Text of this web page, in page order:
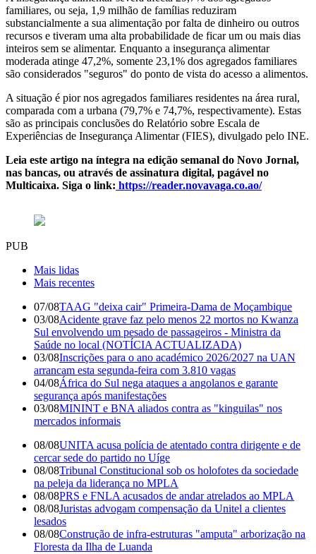
familiares, ou seja, 1,9 milhão de famílias reduziram
substancialmente a sua alimentação por falta de dinheiro ou outros
recursos e tiveram uma alta probabilidade de ficar um ou mais dias
inteiros sem se alimentar. Enquanto a insegurança alimentar
moderada atinge 47,2%, somente 23,1% dos agregados familiares
são considerados "seguros" do ponto de vista do acesso a alimentos.
A situação é pior nos agregados familiares residentes na área rural,
comparada com a urbana (79,7% e 74,7%, respectivamente). Estas
são as principais conclusões do Relatório sobre Escala de
Experiências de Insegurança Alimentar (FIES), divulgado pelo INE.
Leia este artigo na íntegra na edição semanal do Novo Jornal,
nas bancas, ou através de assinatura digital, pagável no
Multicaixa. Siga o link: https://reader.novavaga.co.ao/
PUB
Mais lidas
Mais recentes
07/08TAAG "deixa cair" Primeira-Dama de Moçambique
03/08Acidente grave faz pelo menos 22 mortos no Kwanza
Sul envolvendo um pesado de passageiros - Ministra da
Saúde no local (NOTÍCIA ACTUALIZADA)
03/08Inscrições para o ano académico 2026/2027 na UAN
arrancam esta segunda-feira com 3.810 vagas
04/08África do Sul nega ataques a angolanos e garante
segurança após manifestações
03/08MININT e BNA aliados contra as "kinguilas" nos
mercados informais
08/08UNITA acusa polícia de atentado contra dirigente e de
cercar sede do partido no Uíge
08/08Tribunal Constitucional sob os holofotes da sociedade
na peleja da liderança no MPLA
08/08PRS e FNLA acusados de andar atrelados ao MPLA
08/08Juristas advogam compensação da Unitel a clientes
lesados
08/08Construção de infra-estruturas "amputa" arborização na
Floresta da Ilha de Luanda